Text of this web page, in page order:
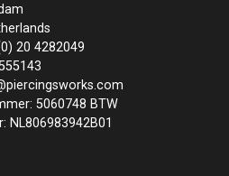
20 4282049
5060748 BTW
NL806983942B01